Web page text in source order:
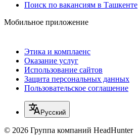
Поиск по вакансиям в Ташкенте
Мобильное приложение
Этика и комплаенс
Оказание услуг
Использование сайтов
Защита персональных данных
Пользовательское соглашение
Русский
© 2026 Группа компаний HeadHunter